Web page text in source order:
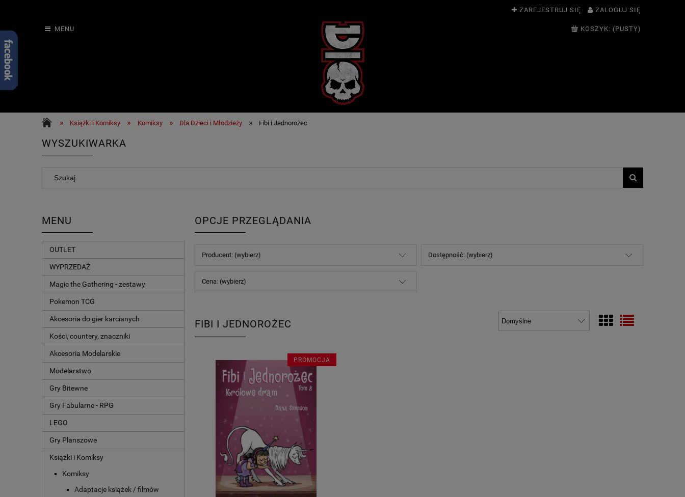
ZAREJESTRUJ SIĘ ZALOGUJ SIĘ
MENU KOSZYK: (PUSTY)
» Książki i Komiksy » Komiksy » Dla Dzieci i Młodzieży » Fibi i Jednorożec
WYSZUKIWARKA
MENU
OUTLET
WYPRZEDAŻ
Magic the Gathering - zestawy
Pokemon TCG
Akcesoria do gier karcianych
Kości, countery, znaczniki
Akcesoria Modelarskie
Modelarstwo
Gry Bitewne
Gry Fabularne - RPG
LEGO
Gry Planszowe
Książki i Komiksy
Komiksy
Adaptacje książek / filmów
OPCJE PRZEGLĄDANIA
Producent: (wybierz) Dostępność: (wybierz)
Cena: (wybierz)
FIBI I JEDNOROŻEC
PROMOCJA